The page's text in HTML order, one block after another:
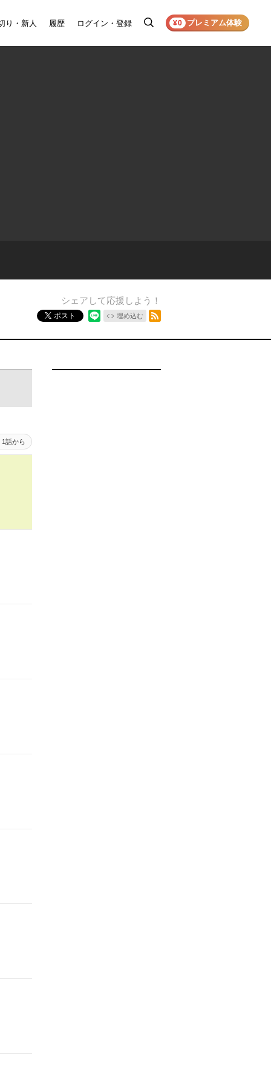
り・新人 履歴 ログイン・登録
検
¥0 プレミアム体験
シェアして応援しよう！
ポスト 埋め込む
1話から